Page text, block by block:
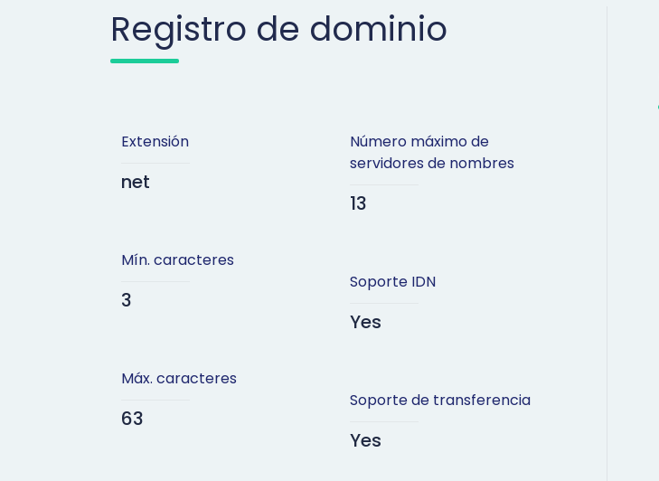
Registro de dominio
Extensión
net
Mín. caracteres
3
Máx. caracteres
63
Número máximo de
servidores de nombres
13
Soporte IDN
Yes
Soporte de transferencia
Yes